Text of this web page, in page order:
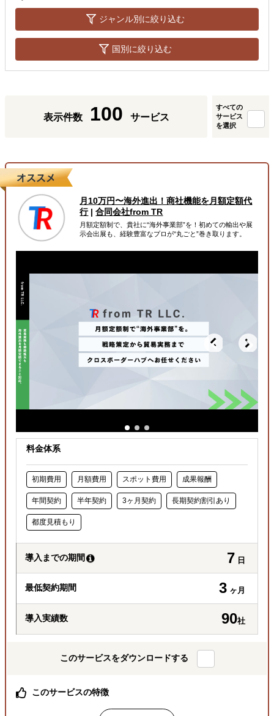
ジャンル別に絞り込む
国別に絞り込む
表示件数 100 サービス
すべての
サービス
を選択
月10万円〜海外進出！商社機能を月額定額代
行|合同会社from TR
月額定額制で、貴社に“海外事業部”を！初めての輸出や展
示会出展も、経験豊富なプロが“丸ごと”巻き取ります。
料金体系
初期費用 月額費用 スポット費用 成果報酬
年間契約 半年契約 3ヶ月契約 長期契約割引あり
都度見積もり
導入までの期間 7 日
最低契約期間 3 ヶ月
導入実績数 90社
このサービスをダウンロードする
このサービスの特徴
総合商社出身社をはじめ、経験豊富な専門チームが巻き取